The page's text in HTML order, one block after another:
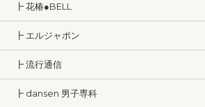
┣ 花椿●BELL
┣ エルジャポン
┣ 流行通信
┣ dansen 男子専科